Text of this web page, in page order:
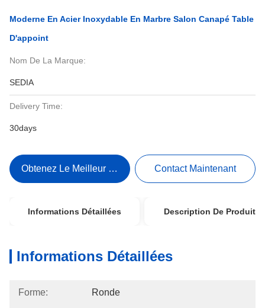
Moderne En Acier Inoxydable En Marbre Salon Canapé Table
D'appoint
Nom De La Marque:
SEDIA
Delivery Time:
30days
Obtenez Le Meilleur Prix Contact Maintenant
Informations Détaillées Description De Produit
Informations Détaillées
Forme: Ronde